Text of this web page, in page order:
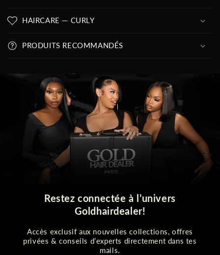
HAIRCARE — CURLY
PRODUITS RECOMMANDÉS
Restez connectée à l’univers
Goldhairdealer!
Accès exclusif aux nouvelles collections, offres
privées & conseils d’experts directement dans tes
mails.